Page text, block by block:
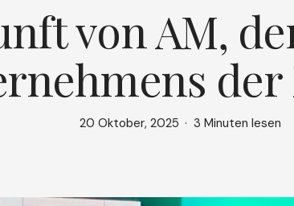
von AM,
20 Oktober, 2025 3 Minuten lesen